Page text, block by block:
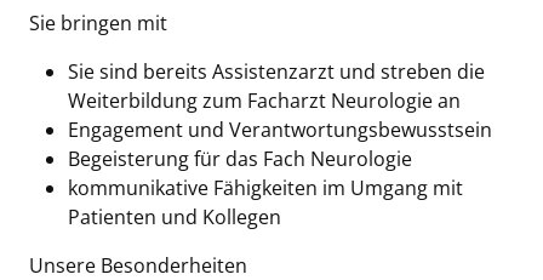
Sie bringen mit
Sie sind bereits Assistenzarzt und streben die
Weiterbildung zum Facharzt Neurologie an
Engagement und Verantwortungsbewusstsein
Begeisterung für das Fach Neurologie
kommunikative Fähigkeiten im Umgang mit
Patienten und Kollegen
Unsere Besonderheiten